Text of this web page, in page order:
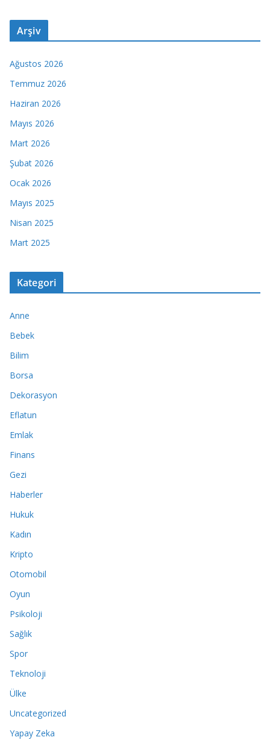
Arşiv
Ağustos 2026
Temmuz 2026
Haziran 2026
Mayıs 2026
Mart 2026
Şubat 2026
Ocak 2026
Mayıs 2025
Nisan 2025
Mart 2025
Kategori
Anne
Bebek
Bilim
Borsa
Dekorasyon
Eflatun
Emlak
Finans
Gezi
Haberler
Hukuk
Kadın
Kripto
Otomobil
Oyun
Psikoloji
Sağlık
Spor
Teknoloji
Ülke
Uncategorized
Yapay Zeka